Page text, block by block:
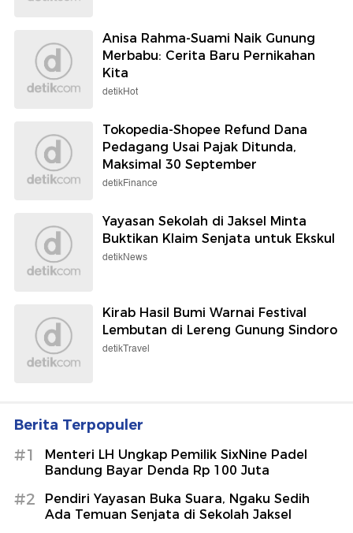
Anisa Rahma-Suami Naik Gunung
Merbabu: Cerita Baru Pernikahan
Kita
detikHot
Tokopedia-Shopee Refund Dana
Pedagang Usai Pajak Ditunda,
Maksimal 30 September
detikFinance
Yayasan Sekolah di Jaksel Minta
Buktikan Klaim Senjata untuk Ekskul
detikNews
Kirab Hasil Bumi Warnai Festival
Lembutan di Lereng Gunung Sindoro
detikTravel
Berita Terpopuler
#1
Menteri LH Ungkap Pemilik SixNine Padel
Bandung Bayar Denda Rp 100 Juta
#2
Pendiri Yayasan Buka Suara, Ngaku Sedih
Ada Temuan Senjata di Sekolah Jaksel